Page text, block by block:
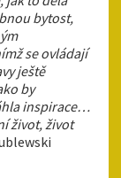
bytost,
se ovládají
ještě
by
inspirace…
život, život